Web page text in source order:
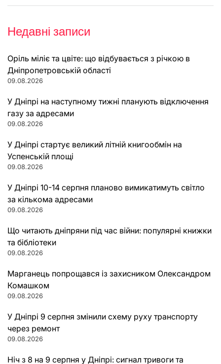
Недавні записи
Оріль міліє та цвіте: що відбувається з річкою в
Дніпропетровській області
09.08.2026
У Дніпрі на наступному тижні планують відключення
газу за адресами
09.08.2026
У Дніпрі стартує великий літній книгообмін на
Успенській площі
09.08.2026
У Дніпрі 10-14 серпня планово вимикатимуть світло
за кількома адресами
09.08.2026
Що читають дніпряни під час війни: популярні книжки
та бібліотеки
09.08.2026
Марганець попрощався із захисником Олександром
Комашком
09.08.2026
У Дніпрі 9 серпня змінили схему руху транспорту
через ремонт
09.08.2026
Ніч з 8 на 9 серпня у Дніпрі: сигнал тривоги та